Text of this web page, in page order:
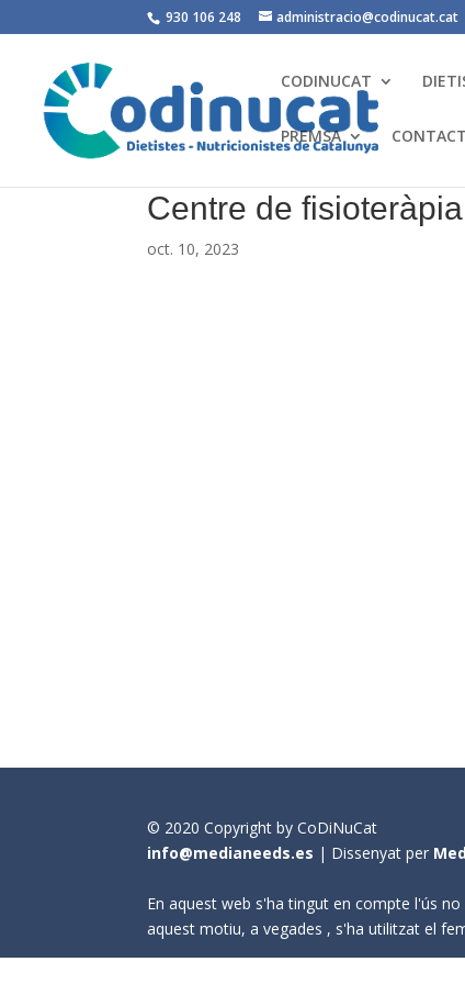
930 106 248 administracio@codinucat.cat
CODINUCAT
PREMSA
Centre de
oct. 10, 2023
© 2020 Copyright by CoDiNuCat
info@medianeeds.es | Dissenyat per
En aquest web s'ha tingut en compte l'ús
aquest motiu, a vegades , s'ha utilitzat el